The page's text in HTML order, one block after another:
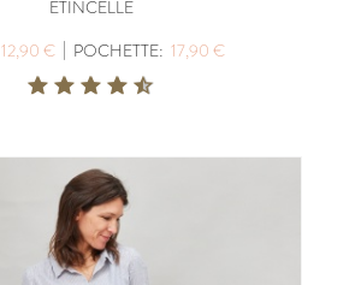
ETINCELLE
12,90 € | POCHETTE: 17,90 €